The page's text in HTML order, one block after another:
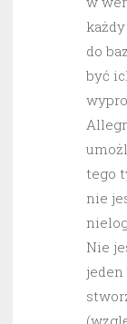
do
być
tego
nie
Nie